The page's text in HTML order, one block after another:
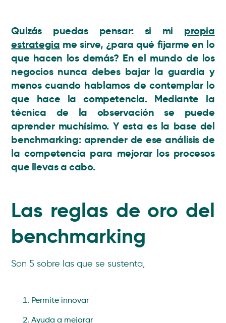
Quizás puedas pensar: si mi propia
estrategia me sirve, ¿para qué fijarme en lo
que hacen los demás? En el mundo de los
negocios nunca debes bajar la guardia y
menos cuando hablamos de contemplar lo
que hace la competencia. Mediante la
técnica de la observación se puede
aprender muchísimo.Y esta es la base del
benchmarking: aprender de ese análisis de
la competencia para mejorar los procesos
que llevas a cabo.
Las reglas de oro del
benchmarking
Son 5 sobre las que se sustenta,
Permite innovar
Ayuda a mejorar